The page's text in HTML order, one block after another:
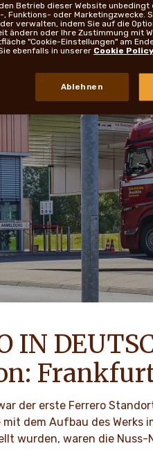
IN
der erste Ferrero
dem Aufbau des
wurden, waren die Nuss-
Betrieb dieser Website
Funktions- oder Marketingzwecke.
verwalten, indem Sie auf die
ändern oder Ihre Zustimmung mit
"Cookie-Einstellungen" am
ebenfalls in unserer Cookie Policy
Ablehnen